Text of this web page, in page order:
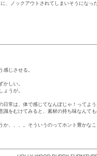
、ノックアウトされてしまいそうになっ
じさせる。
しい。
うが。
常は、体で感じてなんぼじゃ！ってよ
をむけてみると、素材の持ち味なんて
、、、。そういうのってホント豊かな